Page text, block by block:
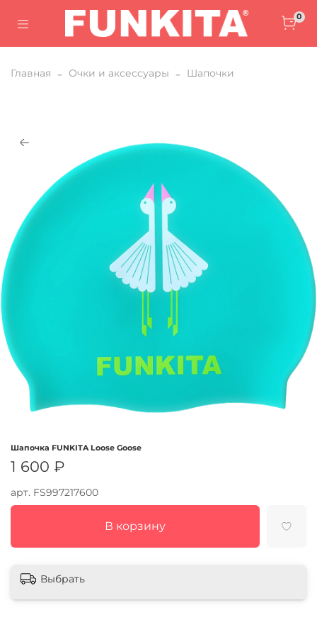
0
Главная Очки и аксессуары Шапочки
арт. FS997217600
Шапочка FUNKITA Loose Goose
1 600 ₽
В корзину
Выбрать